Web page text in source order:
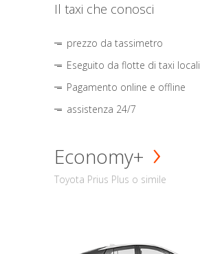
Il taxi che conosci
prezzo da tassimetro
Eseguito da flotte di taxi locali
Pagamento online e offline
assistenza 24/7
Economy+
Toyota Prius Plus o simile